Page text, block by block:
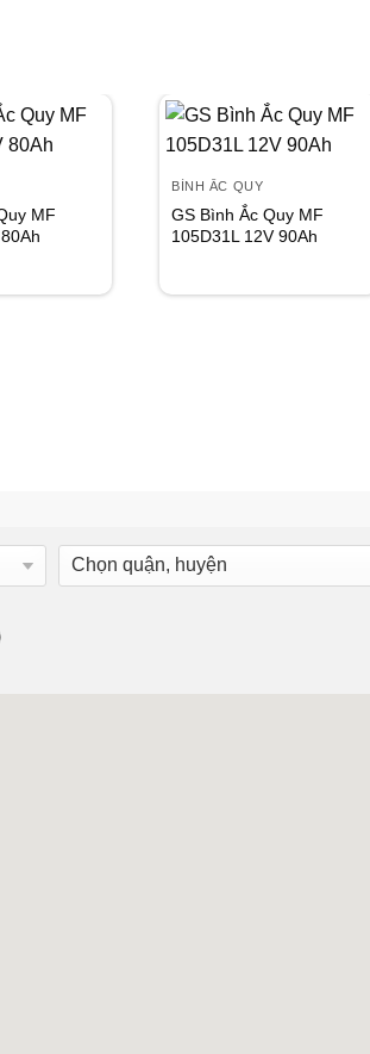
MF
BÌNH ẮC QUY
GS Bình Ắc Quy MF
105D31L 12V 90Ah